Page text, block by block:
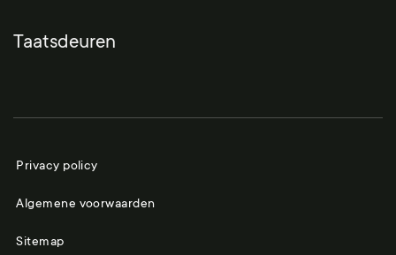
Taatsdeuren
Privacy policy
Algemene voorwaarden
Sitemap